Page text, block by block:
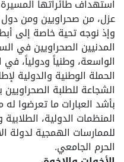
استهداف طائراتها
عزل، من صحراويين ومن دول
وإذ نوجه تحية خاصة إلى
المدنيين الصحراويين في
الواسعة، وطنياً ودولياً،
الحملة الوطنية والدولية
الشجاعة للطلبة
بأشد العبارات ما تعرضوا
المنظمات الدولية،
للممارسات الهمجية لدولة
الحرم الجامعي.